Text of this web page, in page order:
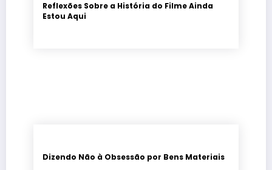
Reflexões Sobre a História do Filme Ainda
Estou Aqui
Dizendo Não à Obsessão por Bens Materiais